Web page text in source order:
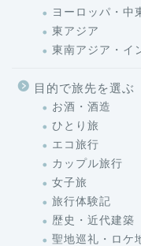
ヨーロッパ・中
東アジア
東南アジア・イ
目的で旅先を選ぶ
お酒・酒造
ひとり旅
エコ旅行
カップル旅行
女子旅
旅行体験記
歴史・近代建築
聖地巡礼・ロケ